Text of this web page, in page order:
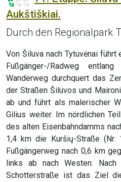
Aukštiškiai.
Durch den Regionalpark
Von Šiluva nach Tytuvėnai
Fußgänger-/Radweg
Wanderweg durchquert das
der Straßen Šiluvos und
ab und führt als malerischer
Gilius weiter. Im nördlichen
des alten Eisenbahndamms
1,4 km die Kuršių-Straße
Fußgängerweg nach 0,6 km
links ab nach Westen.
Schotterstraße ist das Ziel